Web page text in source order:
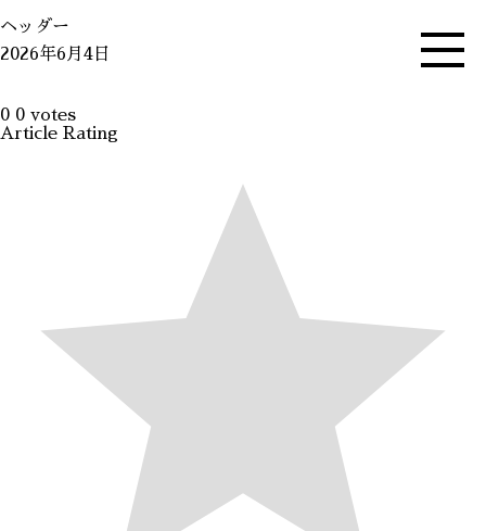
ヘッダー
2026年6月4日
0 0 votes
Article Rating